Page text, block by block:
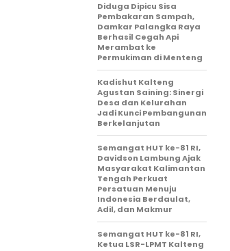
Diduga Dipicu Sisa
Pembakaran Sampah,
Damkar Palangka Raya
Berhasil Cegah Api
Merambat ke
Permukiman di Menteng
Kadishut Kalteng
Agustan Saining: Sinergi
Desa dan Kelurahan
Jadi Kunci Pembangunan
Berkelanjutan
Semangat HUT ke-81 RI,
Davidson Lambung Ajak
Masyarakat Kalimantan
Tengah Perkuat
Persatuan Menuju
Indonesia Berdaulat,
Adil, dan Makmur
Semangat HUT ke-81 RI,
Ketua LSR-LPMT Kalteng